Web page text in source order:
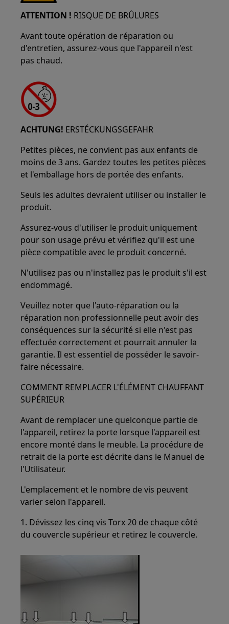
ATTENTION ! RISQUE DE BRÛLURES
Avant toute opération de réparation ou
d'entretien, assurez-vous que l'appareil n'est
pas chaud.
ACHTUNG! ERSTÉCKUNGSGEFAHR
Petites pièces, ne convient pas aux enfants de
moins de 3 ans. Gardez toutes les petites pièces
et l'emballage hors de portée des enfants.
Seuls les adultes devraient utiliser ou installer le
produit.
Assurez-vous d'utiliser le produit uniquement
pour son usage prévu et vérifiez qu'il est une
pièce compatible avec le produit concerné.
N'utilisez pas ou n'installez pas le produit s'il est
endommagé.
Veuillez noter que l'auto-réparation ou la
réparation non professionnelle peut avoir des
conséquences sur la sécurité si elle n'est pas
effectuée correctement et pourrait annuler la
garantie. Il est essentiel de posséder le savoir-
faire nécessaire.
COMMENT REMPLACER L'ÉLÉMENT CHAUFFANT
SUPÉRIEUR
Avant de remplacer une quelconque partie de
l'appareil, retirez la porte lorsque l'appareil est
encore monté dans le meuble. La procédure de
retrait de la porte est décrite dans le Manuel de
l'Utilisateur.
L'emplacement et le nombre de vis peuvent
varier selon l'appareil.
1. Dévissez les cinq vis Torx 20 de chaque côté
du couvercle supérieur et retirez le couvercle.